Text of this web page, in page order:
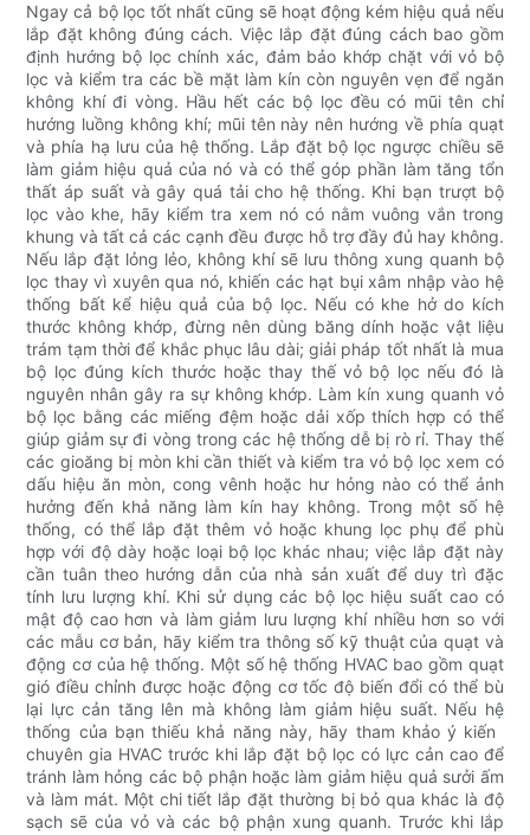
Ngay cả bộ lọc tốt nhất cũng sẽ hoạt động kém hiệu quả nếu
lắp đặt không đúng cách. Việc lắp đặt đúng cách bao gồm
định hướng bộ lọc chính xác, đảm bảo khớp chặt với vỏ bộ
lọc và kiểm tra các bề mặt làm kín còn nguyên vẹn để ngăn
không khí đi vòng. Hầu hết các bộ lọc đều có mũi tên chỉ
hướng luồng không khí; mũi tên này nên hướng về phía quạt
và phía hạ lưu của hệ thống. Lắp đặt bộ lọc ngược chiều sẽ
làm giảm hiệu quả của nó và có thể góp phần làm tăng tổn
thất áp suất và gây quá tải cho hệ thống. Khi bạn trượt bộ
lọc vào khe, hãy kiểm tra xem nó có nằm vuông vắn trong
khung và tất cả các cạnh đều được hỗ trợ đầy đủ hay không.
Nếu lắp đặt lỏng lẻo, không khí sẽ lưu thông xung quanh bộ
lọc thay vì xuyên qua nó, khiến các hạt bụi xâm nhập vào hệ
thống bất kể hiệu quả của bộ lọc. Nếu có khe hở do kích
thước không khớp, đừng nên dùng băng dính hoặc vật liệu
trám tạm thời để khắc phục lâu dài; giải pháp tốt nhất là mua
bộ lọc đúng kích thước hoặc thay thế vỏ bộ lọc nếu đó là
nguyên nhân gây ra sự không khớp. Làm kín xung quanh vỏ
bộ lọc bằng các miếng đệm hoặc dải xốp thích hợp có thể
giúp giảm sự đi vòng trong các hệ thống dễ bị rò rỉ. Thay thế
các gioăng bị mòn khi cần thiết và kiểm tra vỏ bộ lọc xem có
dấu hiệu ăn mòn, cong vênh hoặc hư hỏng nào có thể ảnh
hưởng đến khả năng làm kín hay không. Trong một số hệ
thống, có thể lắp đặt thêm vỏ hoặc khung lọc phụ để phù
hợp với độ dày hoặc loại bộ lọc khác nhau; việc lắp đặt này
cần tuân theo hướng dẫn của nhà sản xuất để duy trì đặc
tính lưu lượng khí. Khi sử dụng các bộ lọc hiệu suất cao có
mật độ cao hơn và làm giảm lưu lượng khí nhiều hơn so với
các mẫu cơ bản, hãy kiểm tra thông số kỹ thuật của quạt và
động cơ của hệ thống. Một số hệ thống HVAC bao gồm quạt
gió điều chỉnh được hoặc động cơ tốc độ biến đổi có thể bù
lại lực cản tăng lên mà không làm giảm hiệu suất. Nếu hệ
thống của bạn thiếu khả năng này, hãy tham khảo ý kiến ​​​​
chuyên gia HVAC trước khi lắp đặt bộ lọc có lực cản cao để
tránh làm hỏng các bộ phận hoặc làm giảm hiệu quả sưởi ấm
và làm mát. Một chi tiết lắp đặt thường bị bỏ qua khác là độ
sạch sẽ của vỏ và các bộ phận xung quanh. Trước khi lắp